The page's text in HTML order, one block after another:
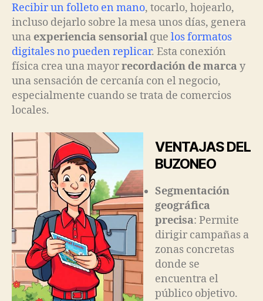
Recibir un folleto en mano, tocarlo, hojearlo,
incluso dejarlo sobre la mesa unos días, genera
una experiencia sensorial que los formatos
digitales no pueden replicar. Esta conexión
física crea una mayorrecordación de marcay
una sensación de cercanía con el negocio,
especialmente cuando se trata de comercios
locales.
VENTAJAS DEL
BUZONEO
Segmentación
geográfica
precisa: Permite
dirigir campañas a
zonas concretas
donde se
encuentra el
público objetivo.